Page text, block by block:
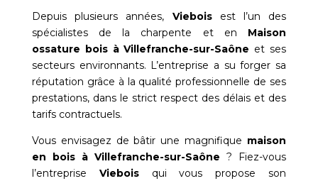
Depuis plusieurs années, Vieboisest l’un des
spécialistes de la charpente et en Maison
ossature bois à Villefranche-sur-Saône et ses
secteurs environnants. L’entreprise a su forger sa
réputation grâce à la qualité professionnelle de ses
prestations, dans le strict respect des délais et des
tarifs contractuels.
Vous envisagez de bâtir une magnifique maison
en bois à Villefranche-sur-Saône ? Fiez-vous
l’entreprise Vieboisqui vous propose son